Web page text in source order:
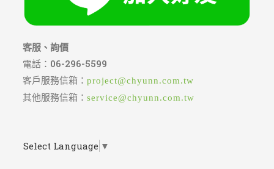
客服、詢價
電話： 06-296-5599
客戶服務信箱：project@chyunn.com.tw
其他服務信箱：service@chyunn.com.tw
Select Language ▼